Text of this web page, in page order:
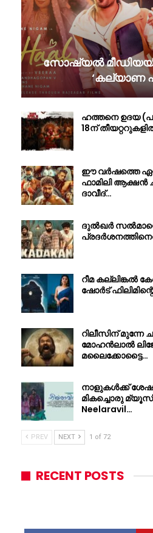
സോഷ്യൽ
‘കല്യാണ
ഹത്തനെ ഉദയ
18ന്
ഈ വർഷത്തെ
ഫാമിലി ആക്ഷൻ
ദാവീദ്…
ദുൽഖർ
റീമ കല്ലിങ്കൽ
ഷോർട്
റിലീസിന് മുന്നേ
മോഹൻലാൽ
മലൈക്കോട്ടൈ…
നാളുകൾക്ക്
മികച്ചൊരു
Neelaravil…
PREV NEXT 1 of 72
RECENT POSTS